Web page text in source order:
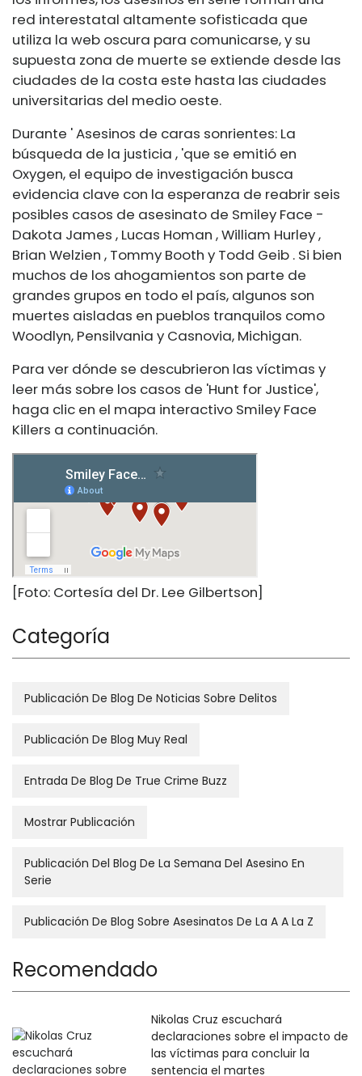
red interestatal altamente sofisticada que
utiliza la web oscura para comunicarse, y su
supuesta zona de muerte se extiende desde las
ciudades de la costa este hasta las ciudades
universitarias del medio oeste.
Durante ' Asesinos de caras sonrientes: La
búsqueda de la justicia , 'que se emitió en
Oxygen, el equipo de investigación busca
evidencia clave con la esperanza de reabrir seis
posibles casos de asesinato de Smiley Face -
Dakota James , Lucas Homan , William Hurley ,
Brian Welzien , Tommy Booth y Todd Geib . Si bien
muchos de los ahogamientos son parte de
grandes grupos en todo el país, algunos son
muertes aisladas en pueblos tranquilos como
Woodlyn, Pensilvania y Casnovia, Michigan.
Para ver dónde se descubrieron las víctimas y
leer más sobre los casos de 'Hunt for Justice',
haga clic en el mapa interactivo Smiley Face
Killers a continuación.
[Foto: Cortesía del Dr. Lee Gilbertson]
Categoría
Publicación De Blog De Noticias Sobre Delitos
Publicación De Blog Muy Real
Entrada De Blog De True Crime Buzz
Mostrar Publicación
Publicación Del Blog De La Semana Del Asesino En
Serie
Publicación De Blog Sobre Asesinatos De La A A La Z
Recomendado
Nikolas Cruz escuchará
declaraciones sobre el impacto de
las víctimas para concluir la
sentencia el martes